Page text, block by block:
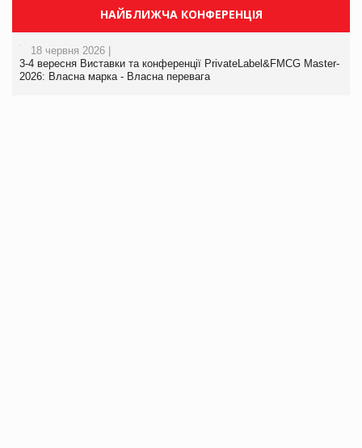
НАЙБЛИЖЧА КОНФЕРЕНЦІЯ
18 червня 2026 |
3-4 вересня Виставки та конференції PrivateLabel&FMCG Master-
2026: Власна марка - Власна перевага